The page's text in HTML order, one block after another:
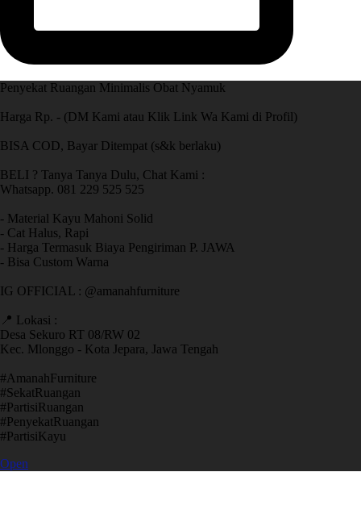
Penyekat Ruangan Minimalis Obat Nyamuk
Harga Rp. - (DM Kami atau Klik Link Wa Kami di Profil)
BISA COD, Bayar Ditempat (s&k berlaku)
BELI ? Tanya Tanya Dulu, Chat Kami :
Whatsapp. 081 229 525 525
- Material Kayu Mahoni Solid
- Cat Halus, Rapi
- Harga Termasuk Biaya Pengiriman P. JAWA
- Bisa Custom Warna
IG OFFICIAL : @amanahfurniture
📍 Lokasi :
Desa Sekuro RT 08/RW 02
Kec. Mlonggo - Kota Jepara, Jawa Tengah
​#AmanahFurniture
​#SekatRuangan
​#PartisiRuangan
​#PenyekatRuangan
​#PartisiKayu
Open